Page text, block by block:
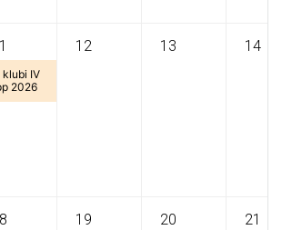
klubi IV
2026
12 13 14
19 20 21